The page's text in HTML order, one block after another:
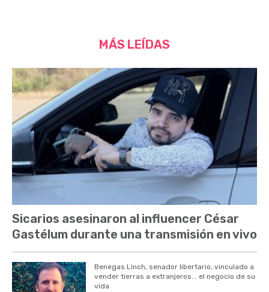
MÁS LEÍDAS
Sicarios asesinaron al influencer César
Gastélum durante una transmisión en vivo
Benegas Linch, senador libertario, vinculado a
vender tierras a extranjeros... el negocio de su
vida